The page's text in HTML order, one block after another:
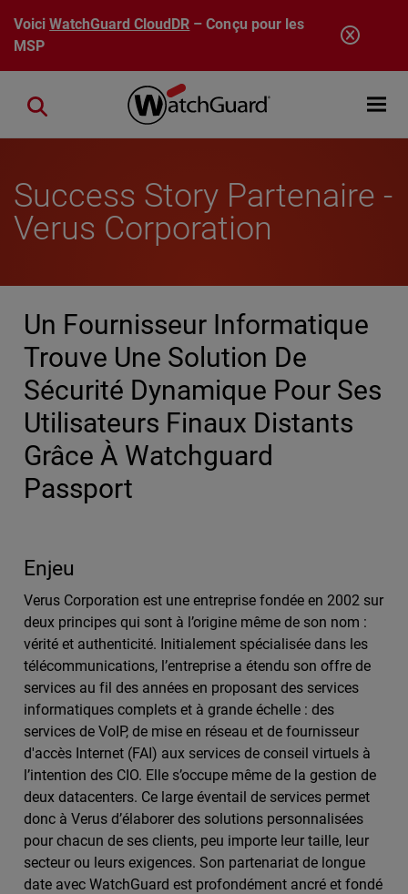
Aller au contenu principal
VoiciWatchGuard CloudDR – Conçu pour les
MSP
Open
Close search
Success Story Partenaire -
Verus Corporation
Un Fournisseur Informatique
Trouve Une Solution De
Sécurité Dynamique Pour Ses
Utilisateurs Finaux Distants
Grâce À Watchguard
Passport
Enjeu
Verus Corporation est une entreprise fondée en 2002 sur
deux principes qui sont à l’origine même de son nom :
vérité et authenticité. Initialement spécialisée dans les
télécommunications, l’entreprise a étendu son offre de
services au fil des années en proposant des services
informatiques complets et à grande échelle : des
services de VoIP, de mise en réseau et de fournisseur
d'accès Internet (FAI) aux services de conseil virtuels à
l’intention des CIO. Elle s’occupe même de la gestion de
deux datacenters. Ce large éventail de services permet
donc à Verus d’élaborer des solutions personnalisées
pour chacun de ses clients, peu importe leur taille, leur
secteur ou leurs exigences. Son partenariat de longue
date avec WatchGuard est profondément ancré et fondé